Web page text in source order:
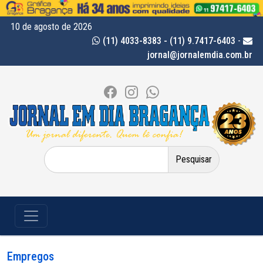
10 de agosto de 2026
(11) 4033-8383 - (11) 9.7417-6403 -
jornal@jornalemdia.com.br
Pesquisar
por:
Empregos